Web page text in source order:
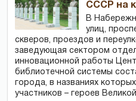
СССР на
В
улиц,
скверов, проездов и
заведующая сектором
инновационной работы
библиотечной системы
города, в названиях
участников – героев